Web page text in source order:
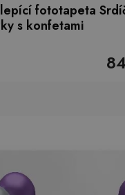
fototapeta
s konfetami